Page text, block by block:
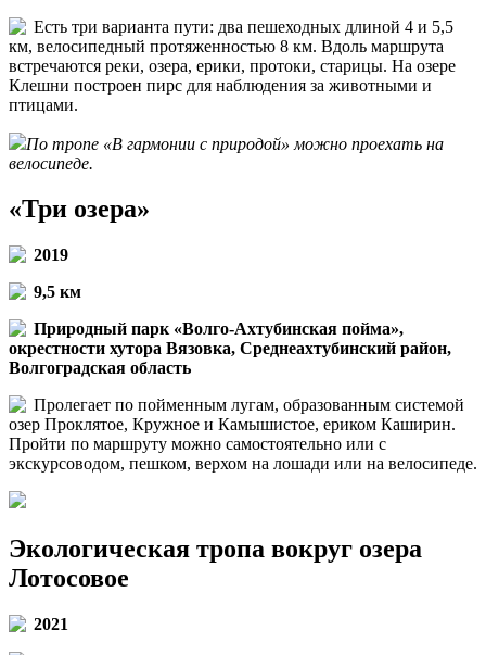
Есть три варианта пути: два пешеходных длиной 4 и 5,5
км, велосипедный протяженностью 8 км. Вдоль маршрута
встречаются реки, озера, ерики, протоки, старицы. На озере
Клешни построен пирс для наблюдения за животными и
птицами.
По тропе «В гармонии с природой» можно проехать на
велосипеде.
«Три озера»
2019
9,5 км
Природный парк «Волго-Ахтубинская пойма»,
окрестности хутора Вязовка, Среднеахтубинский район,
Волгоградская область
Пролегает по пойменным лугам, образованным системой
озер Проклятое, Кружное и Камышистое, ериком Каширин.
Пройти по маршруту можно самостоятельно или с
экскурсоводом, пешком, верхом на лошади или на велосипеде.
Экологическая тропа вокруг озера
Лотосовое
2021